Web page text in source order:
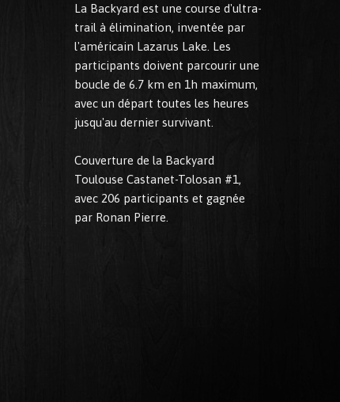
La Backyard est une course d'ultra-
trail à élimination, inventée par
l'américain Lazarus Lake. Les
participants doivent parcourir une
boucle de 6.7 km en 1h maximum,
avec un départ toutes les heures
jusqu'au dernier survivant.
Couverture de la Backyard
Toulouse Castanet-Tolosan #1,
avec 206 participants et gagnée
par Ronan Pierre.